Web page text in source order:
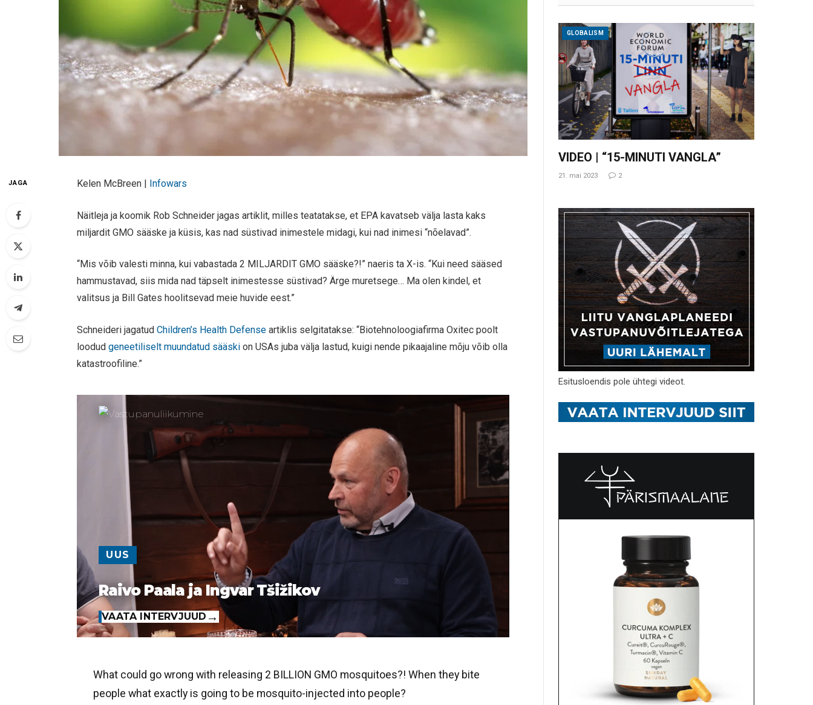
JAGA Kelen McBreen | Infowars
Näitleja ja koomik Rob Schneider jagas artiklit, milles teatatakse, et EPA kavatseb välja lasta kaks
miljardit GMO sääske ja küsis, kas nad süstivad inimestele midagi, kui nad inimesi “nõelavad”.
“Mis võib valesti minna, kui vabastada 2 MILJARDIT GMO sääske?!” naeris ta X-is. “Kui need sääsed
hammustavad, siis mida nad täpselt inimestesse süstivad? Ärge muretsege… Ma olen kindel, et
valitsus ja Bill Gates hoolitsevad meie huvide eest.”
Schneideri jagatudChildren’s Health Defense artiklis selgitatakse: “Biotehnoloogiafirma Oxitec poolt
loodudgeneetiliselt muundatud sääski on USAs juba välja lastud, kuigi nende pikaajaline mõju võib olla
katastroofiline.”
UUS
Raivo Paala ja Ingvar Tšižikov
VAATA INTERVJUUD
What could go wrong with releasing 2 BILLION GMO mosquitoes?! When they bite
people what exactly is going to be mosquito-injected into people?
GLOBALISM
VIDEO | “15-MINUTI VANGLA”
21. mai 2023 2
Esitusloendis pole ühtegi videot.